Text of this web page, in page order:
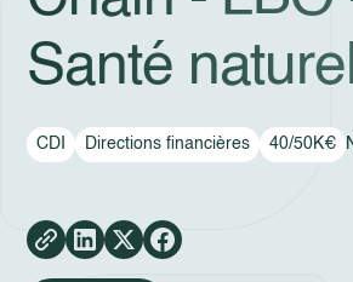
Santé
CDI Directions financières 40/50K€